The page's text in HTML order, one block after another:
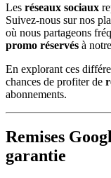
Les réseaux sociaux
Suivez-nous sur nos
où nous partageons
promo réservés à
En explorant ces
chances de profiter de
abonnements.
Remises
garantie